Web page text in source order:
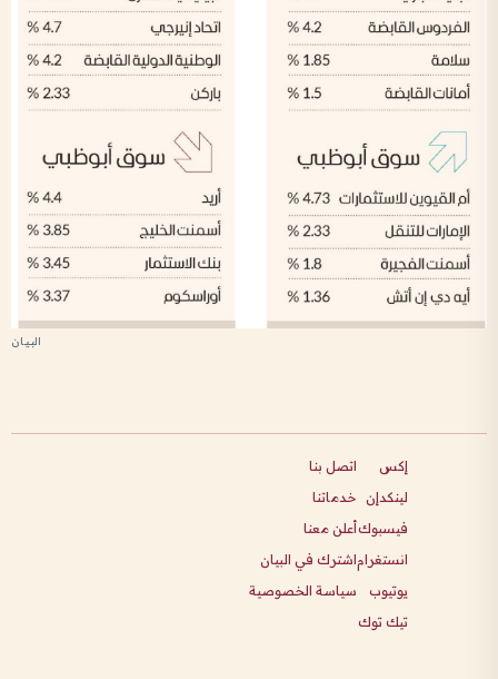
إكس
لينكدإن
فيسبوك
انستغرام
يوتيوب
تيك توك
اتصل بنا
خدماتنا
أعلن معنا
اشترك في البيان
سياسة الخصوصية